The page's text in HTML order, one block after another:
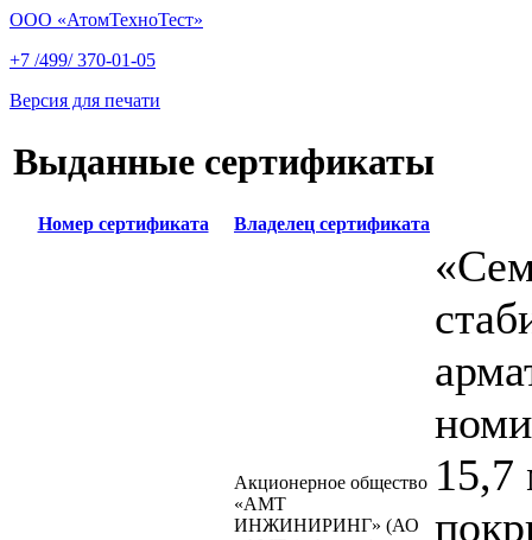
ООО «АтомТехноТест»
+7 /499/ 370-01-05
Версия для печати
Выданные сертификаты
Номер сертификата Владелец сертификата
Акционерное общество
«АМТ
ИНЖИНИРИНГ» (АО
15,7